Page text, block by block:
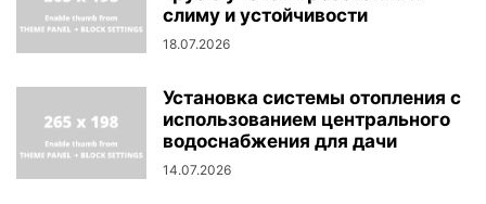
слиму и устойчивости
18.07.2026
Установка системы отопления с
использованием центрального
водоснабжения для дачи
14.07.2026